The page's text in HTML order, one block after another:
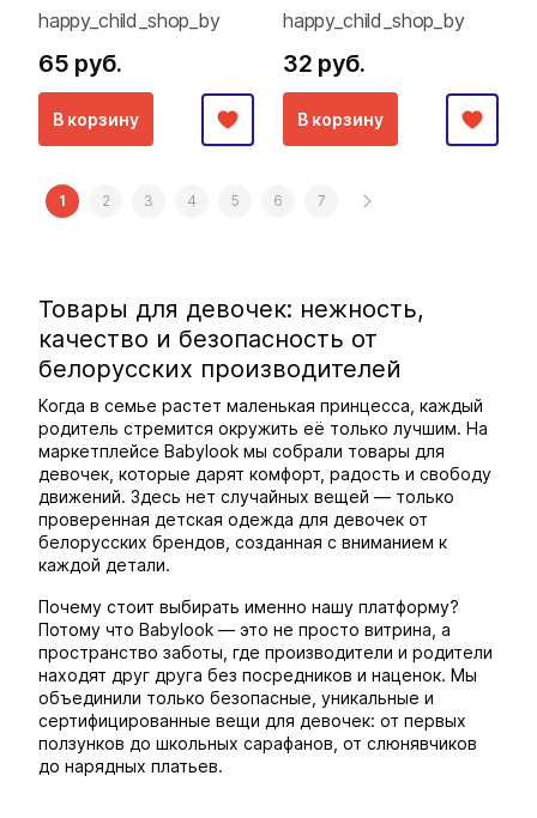
happy_child_shop_by
65 руб.
В корзину
happy_child_shop_by
32 руб.
В корзину
1 2 3 4 5 6 7
Товары для девочек: нежность,
качество и безопасность от
белорусских производителей
Когда в семье растет маленькая принцесса, каждый
родитель стремится окружить её только лучшим. На
маркетплейсе Babylook мы собрали товары для
девочек, которые дарят комфорт, радость и свободу
движений. Здесь нет случайных вещей — только
проверенная детская одежда для девочек от
белорусских брендов, созданная с вниманием к
каждой детали.
Почему стоит выбирать именно нашу платформу?
Потому что Babylook — это не просто витрина, а
пространство заботы, где производители и родители
находят друг друга без посредников и наценок. Мы
объединили только безопасные, уникальные и
сертифицированные вещи для девочек: от первых
ползунков до школьных сарафанов, от слюнявчиков
до нарядных платьев.